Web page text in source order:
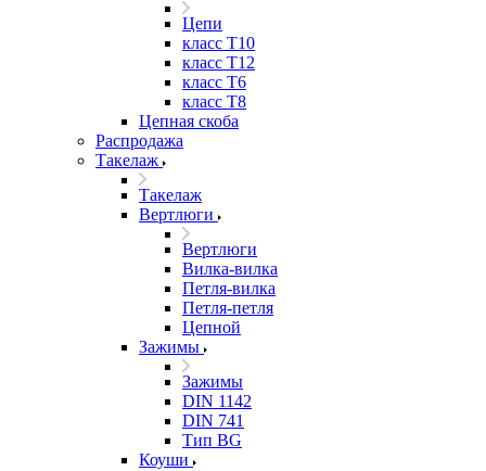
Цепи
класс Т10
класс Т12
класс Т6
класс Т8
Цепная скоба
Распродажа
Такелаж
Такелаж
Вертлюги
Вертлюги
Вилка-вилка
Петля-вилка
Петля-петля
Цепной
Зажимы
Зажимы
DIN 1142
DIN 741
Тип BG
Коуши